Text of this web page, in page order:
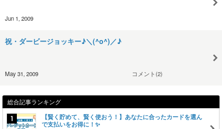
Jun 1, 2009
祝・ダービージョッキー♪＼(^o^)／♪
May 31, 2009 コメント(2)
総合記事ランキング
【賢く貯めて、賢く使おう！】あなたに合ったカードを選ん
で支払いをお得に！✨